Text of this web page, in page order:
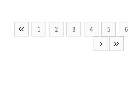
1 2 3 4 5 6